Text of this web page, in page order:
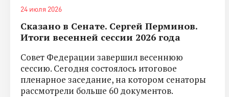
24 июля 2026
Сказано в Сенате. Сергей Перминов.
Итоги весенней сессии 2026 года
Совет Федерации завершил весеннюю
сессию. Сегодня состоялось итоговое
пленарное заседание, на котором сенаторы
рассмотрели больше 60 документов.